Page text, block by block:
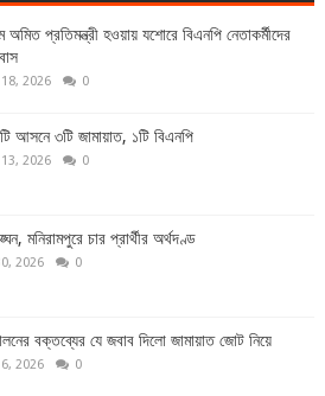
অমিত প্রতিমন্ত্রী হওয়ায় যশোরে বিএনপি নেতাকর্মীদের
2026 0
আসনে ৩টি জামায়াত, ১টি বিএনপি
2026 0
মনিরামপুরে চার প্রার্থীর অর্থদণ্ড
2026 0
বক্তব্যের যে জবাব দিলো জামায়াত জোট নিয়ে
2026 0